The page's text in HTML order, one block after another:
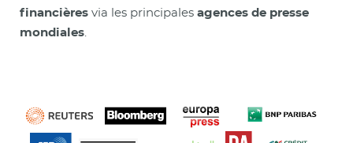
financières via les principales agences de presse
mondiales